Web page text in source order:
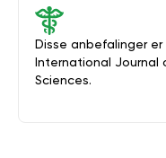
Disse anbefalinger
International Journal
Sciences.